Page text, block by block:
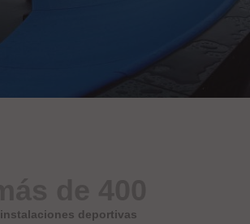
instalaciones deportivas